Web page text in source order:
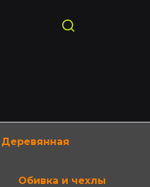
Деревянная
Обивка и чехлы